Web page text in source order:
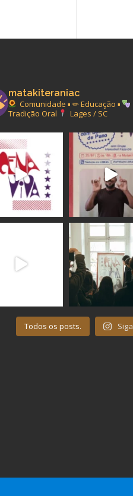
matakiteraniac
Comunidade ▪︎ ✏ Educação ▪︎
Tradição Oral
Lages / SC
Todos os posts.